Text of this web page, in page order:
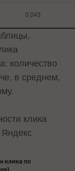
0,043
количество
в среднем,
клика